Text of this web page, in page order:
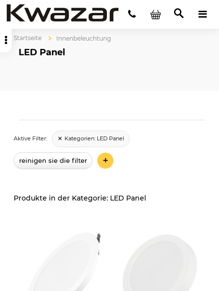
Startseite Innenbeleuchtung
LED Panel
Aktive Filter: Kategorien: LED Panel
reinigen sie die filter +
LED Panel